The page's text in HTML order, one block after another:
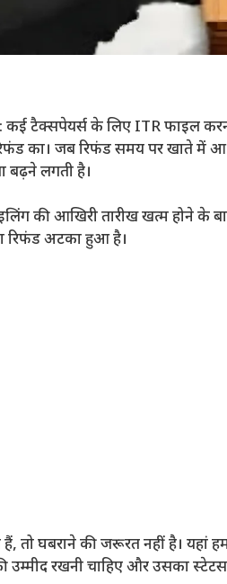
: कई टैक्सपेयर्स के लिए ITR फाइल
का। जब रिफंड समय पर खाते में
बढ़ने लगती है।
की आखिरी तारीख खत्म होने के
रिफंड अटका हुआ है।
तो घबराने की जरूरत नहीं है।
उम्मीद रखनी चाहिए और उसका